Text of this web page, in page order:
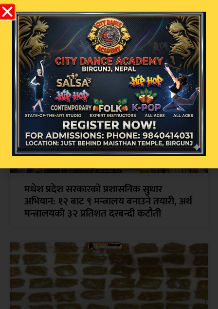
सम्बन्धित खबर
मधेश प्रदेश सरकारको प्रशासनिक सुधार
अभियान: १२ बाट ९ मन्त्रालय बनाउने तयारी, अर्थ
मन्त्रालयको ३२ प्रतिशत दरबन्दी कटौती